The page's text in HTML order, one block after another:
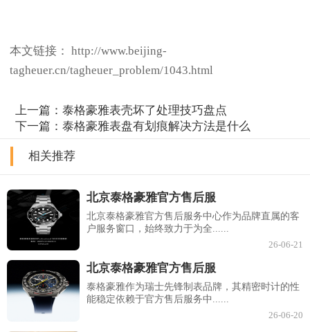
本文链接： http://www.beijing-
tagheuer.cn/tagheuer_problem/1043.html
上一篇：泰格豪雅表壳坏了处理技巧盘点
下一篇：泰格豪雅表盘有划痕解决方法是什么
相关推荐
北京泰格豪雅官方售后服
北京泰格豪雅官方售后服务中心作为品牌直属的客
户服务窗口，始终致力于为全......
26-06-21
北京泰格豪雅官方售后服
泰格豪雅作为瑞士先锋制表品牌，其精密时计的性
能稳定依赖于官方售后服务中......
26-06-20